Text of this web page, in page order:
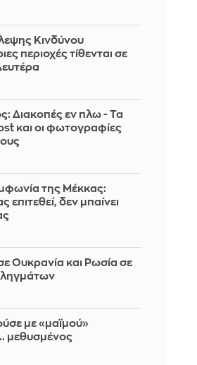
Κινδύνου
περιοχές τίθενται σε
Διακοπές εν πλω - Τα
και οι φωτογραφίες
της Μέκκας:
επιτεθεί, δεν μπαίνει
Ουκρανία και Ρωσία σε
με «μαϊμού»
μεθυσμένος